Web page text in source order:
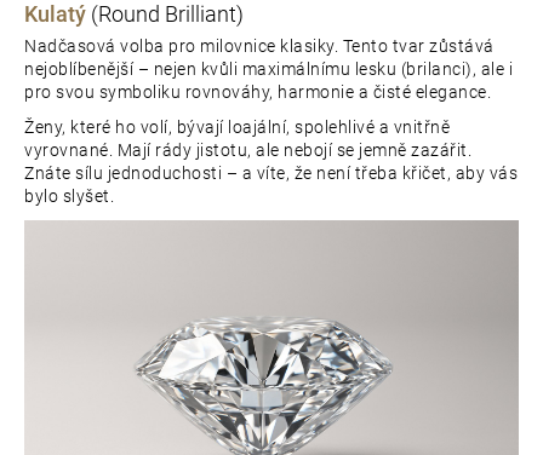
Kulatý (Round Brilliant)
Nadčasová volba pro milovnice klasiky. Tento tvar zůstává
nejoblíbenější – nejen kvůli maximálnímu lesku (brilanci), ale i
pro svou symboliku rovnováhy, harmonie a čisté elegance.
Ženy, které ho volí, bývají loajální, spolehlivé a vnitřně
vyrovnané. Mají rády jistotu, ale nebojí se jemně zazářit.
Znáte sílu jednoduchosti – a víte, že není třeba křičet, aby vás
bylo slyšet.
D
o
p
o
r
u
č